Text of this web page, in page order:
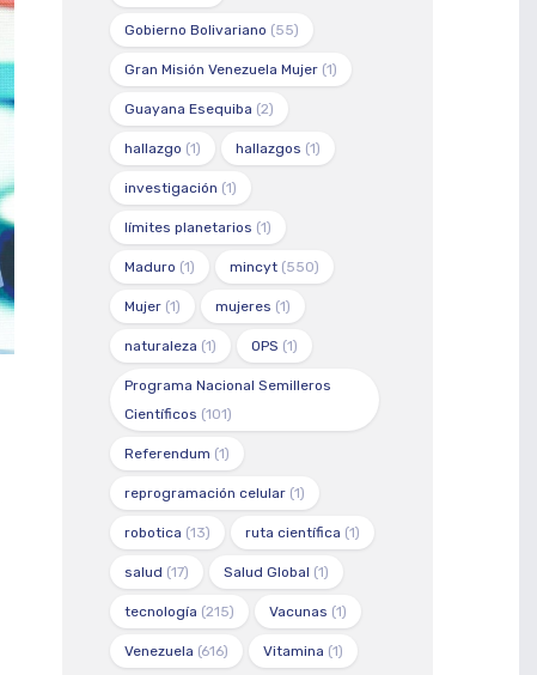
Gobierno Bolivariano (55)
Gran Misión Venezuela Mujer (1)
Guayana Esequiba (2)
hallazgo (1) hallazgos (1)
investigación (1)
límites planetarios (1)
Maduro (1) mincyt (550)
Mujer (1) mujeres (1)
naturaleza (1) OPS (1)
Programa Nacional Semilleros
Científicos (101)
Referendum (1)
reprogramación celular (1)
robotica (13) ruta científica (1)
salud (17) Salud Global (1)
tecnología (215) Vacunas (1)
Venezuela (616) Vitamina (1)